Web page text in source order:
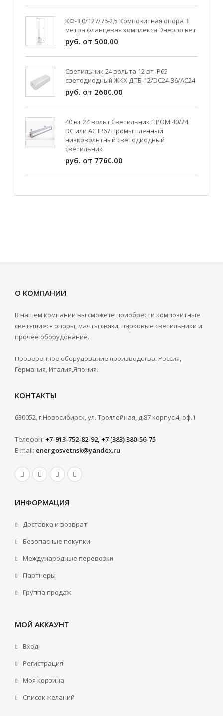
КФ-3,0/127/76-2,5 Композитная опора 3
метра фланцевая комплекса Энергосвет
руб. от 500.00
Светильник 24 вольта 12 вт IP65
светодиодный ЖКХ ДПБ-12/DC24-36/АС24
руб. от 2600.00
40 вт 24 вольт Светильник ПРОМ 40/24
DC или AC IP67 Промышленный
низковольтный светодиодный
светильник
руб. от 7760.00
О КОМПАНИИ
В нашем компании вы сможете приобрести композитные
светящиеся опоры, мачты связи, парковые светильники и
прочее оборудование.
Проверенное оборудование производства: Россия,
Германия, Италия,Япония.
КОНТАКТЫ
630052, г.Новосибирск, ул. Троллейная, д.87 корпус 4, оф.1
Телефон: +7-913-752-82-92, +7 (383) 380-56-75
E-mail: energosvetnsk@yandex.ru
ИНФОРМАЦИЯ
Доставка и возврат
Безопасные покупки
Международные перевозки
Партнеры
Группа продаж
МОЙ АККАУНТ
Вход
Регистрация
Моя корзина
Cписок желаний